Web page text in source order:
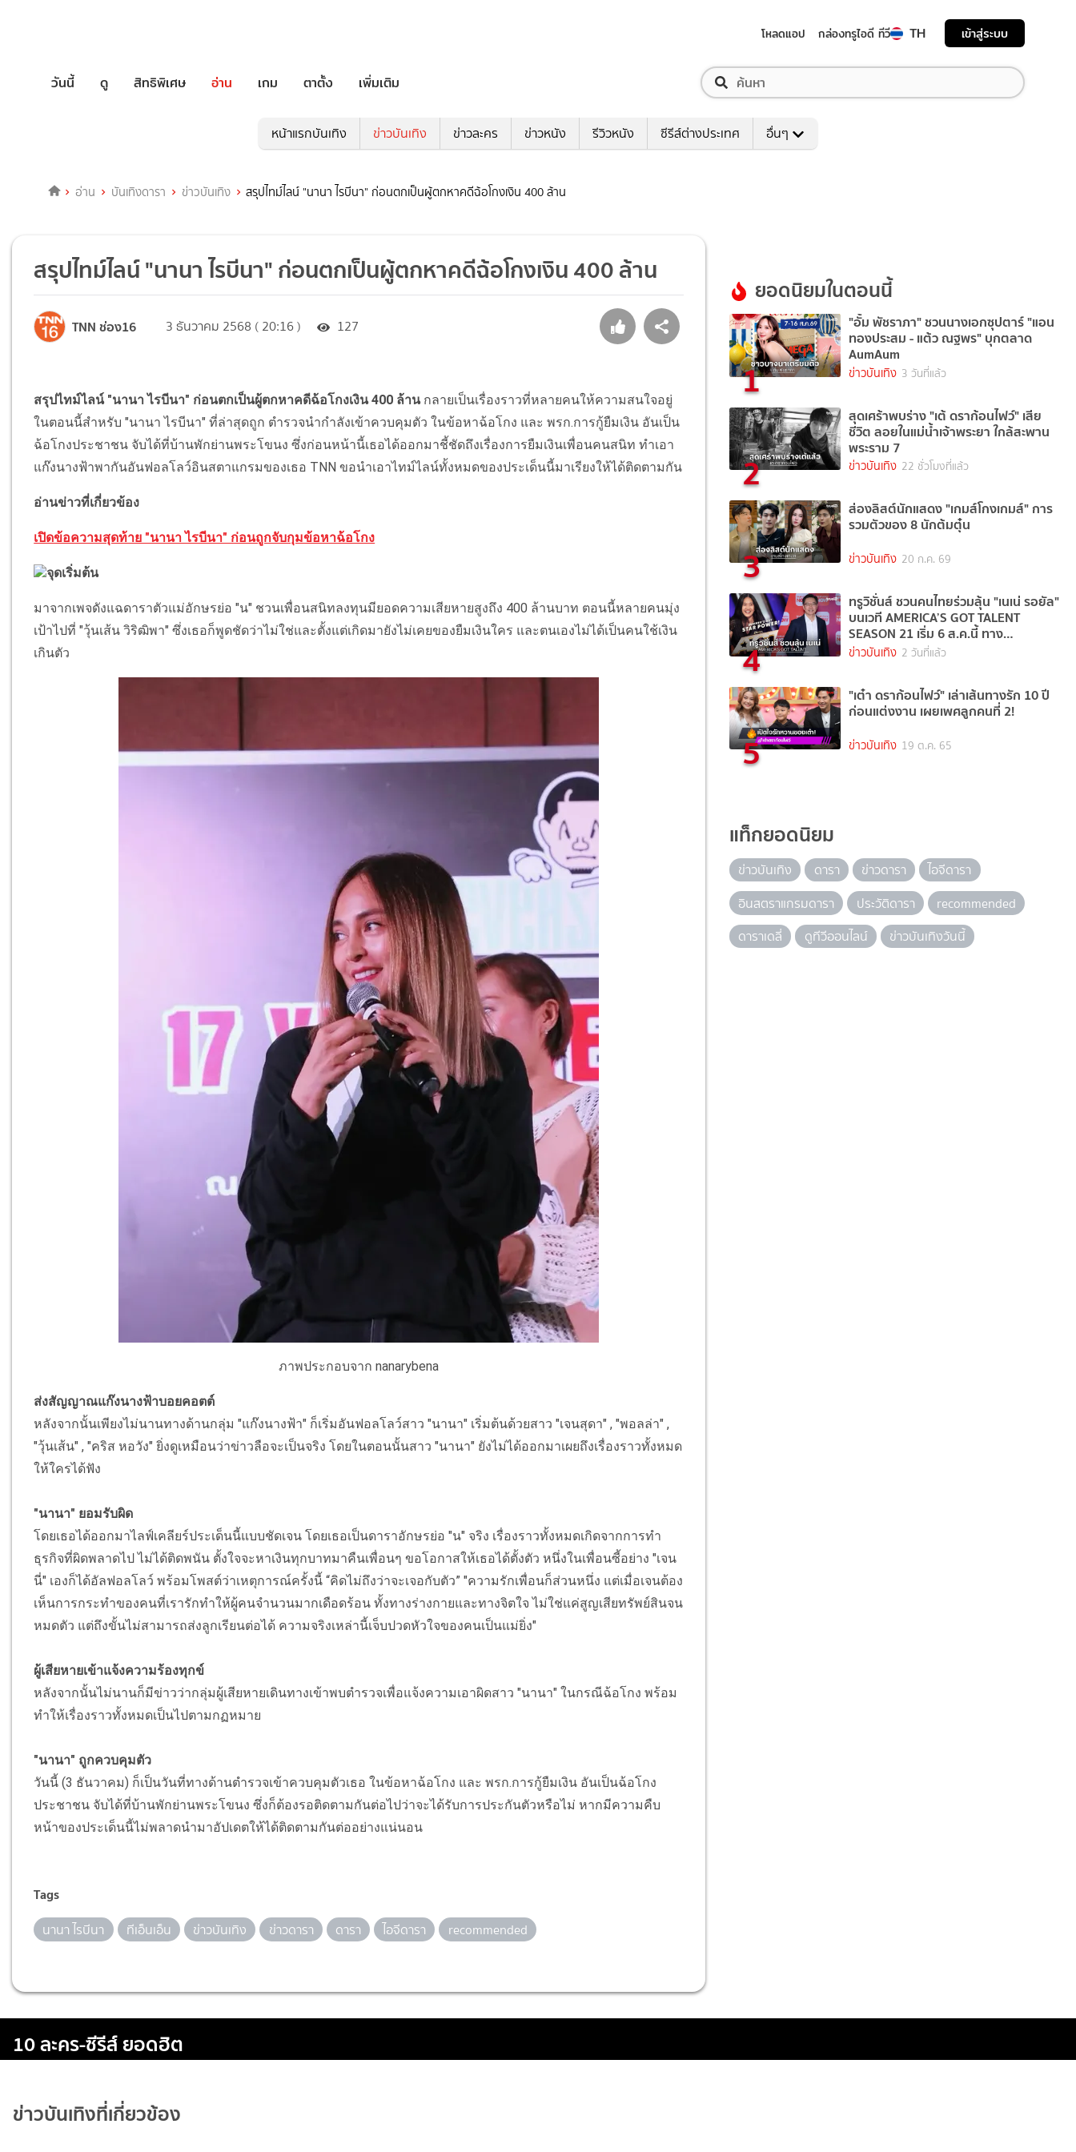
โหลดแอป กล่องทรูไอดี ทีวี TH เข้าสู่ระบบ
วันนี้ ดู สิทธิพิเศษ อ่าน เกม ตาตั้ง เพิ่มเติม
หน้าแรกบันเทิง ข่าวบันเทิง ข่าวละคร ข่าวหนัง รีวิวหนัง ซีรีส์ต่างประเทศ อื่นๆ
อ่าน บันเทิงดารา ข่าวบันเทิง สรุปไทม์ไลน์ "นานา ไรบีนา" ก่อนตกเป็นผู้ตกหาคดีฉ้อโกงเงิน 400 ล้าน
สรุปไทม์ไลน์ "นานา ไรบีนา" ก่อนตกเป็นผู้ตกหาคดีฉ้อโกงเงิน 400 ล้าน
TNN ช่อง16 3 ธันวาคม 2568 ( 20:16 ) 127
สรุปไทม์ไลน์ "นานา ไรบีนา" ก่อนตกเป็นผู้ตกหาคดีฉ้อโกงเงิน 400 ล้าน กลายเป็นเรื่องราวที่หลายคนให้ความสนใจอยู่
ในตอนนี้สำหรับ "นานา ไรบีนา" ที่ล่าสุดถูก ตำรวจนำกำลังเข้าควบคุมตัว ในข้อหาฉ้อโกง และ พรก.การกู้ยืมเงิน อันเป็น
ฉ้อโกงประชาชน จับได้ที่บ้านพักย่านพระโขนง ซึ่งก่อนหน้านี้เธอได้ออกมาชี้ชัดถึงเรื่องการยืมเงินเพื่อนคนสนิท ทำเอา
แก๊งนางฟ้าพากันอันฟอลโลว์อินสตาแกรมของเธอ TNN ขอนำเอาไทม์ไลน์ทั้งหมดของประเด็นนี้มาเรียงให้ได้ติดตามกัน
อ่านข่าวที่เกี่ยวข้อง
เปิดข้อความสุดท้าย "นานา ไรบีนา" ก่อนถูกจับกุมข้อหาฉ้อโกง
จุดเริ่มต้น
มาจากเพจดังแฉดาราตัวแม่อักษรย่อ "น" ชวนเพื่อนสนิทลงทุนมียอดความเสียหายสูงถึง 400 ล้านบาท ตอนนี้หลายคนมุ่ง
เป้าไปที่ "วุ้นเส้น วิริฒิพา" ซึ่งเธอก็พูดชัดว่าไม่ใช่และตั้งแต่เกิดมายังไม่เคยของยืมเงินใคร และตนเองไม่ได้เป็นคนใช้เงิน
เกินตัว
ภาพประกอบจาก nanarybena
ส่งสัญญาณแก๊งนางฟ้าบอยคอตต์
หลังจากนั้นเพียงไม่นานทางด้านกลุ่ม "แก๊งนางฟ้า" ก็เริ่มอันฟอลโลว์สาว "นานา" เริ่มต้นด้วยสาว "เจนสุดา" , "พอลล่า" ,
"วุ้นเส้น" , "คริส หอวัง" ยิ่งดูเหมือนว่าข่าวลือจะเป็นจริง โดยในตอนนั้นสาว "นานา" ยังไม่ได้ออกมาเผยถึงเรื่องราวทั้งหมด
ให้ใครได้ฟัง
"นานา" ยอมรับผิด
โดยเธอได้ออกมาไลฟ์เคลียร์ประเด็นนี้แบบชัดเจน โดยเธอเป็นดาราอักษรย่อ "น" จริง เรื่องราวทั้งหมดเกิดจากการทำ
ธุรกิจที่ผิดพลาดไป ไม่ได้ติดพนัน ตั้งใจจะหาเงินทุกบาทมาคืนเพื่อนๆ ขอโอกาสให้เธอได้ตั้งตัว หนึ่งในเพื่อนซี้อย่าง "เจน
นี่" เองก็ได้อัลฟอลโลว์ พร้อมโพสต์ว่าเหตุการณ์ครั้งนี้ “คิดไม่ถึงว่าจะเจอกับตัว” "ความรักเพื่อนก็ส่วนหนึ่ง แต่เมื่อเจนต้อง
เห็นการกระทำของคนที่เรารักทำให้ผู้คนจำนวนมากเดือดร้อน ทั้งทางร่างกายและทางจิตใจ ไม่ใช่แค่สูญเสียทรัพย์สินจน
หมดตัว แต่ถึงขั้นไม่สามารถส่งลูกเรียนต่อได้ ความจริงเหล่านี้เจ็บปวดหัวใจของคนเป็นแม่ยิ่ง"
ผู้เสียหายเข้าแจ้งความร้องทุกข์
หลังจากนั้นไม่นานก็มีข่าวว่ากลุ่มผู้เสียหายเดินทางเข้าพบตำรวจเพื่อแจ้งความเอาผิดสาว "นานา" ในกรณีฉ้อโกง พร้อม
ทำให้เรื่องราวทั้งหมดเป็นไปตามกฏหมาย
"นานา" ถูกควบคุมตัว
วันนี้ (3 ธันวาคม) ก็เป็นวันที่ทางด้านตำรวจเข้าควบคุมตัวเธอ ในข้อหาฉ้อโกง และ พรก.การกู้ยืมเงิน อันเป็นฉ้อโกง
ประชาชน จับได้ที่บ้านพักย่านพระโขนง ซึ่งก็ต้องรอติดตามกันต่อไปว่าจะได้รับการประกันตัวหรือไม่ หากมีความคืบ
หน้าของประเด็นนี้ไม่พลาดนำมาอัปเดตให้ได้ติดตามกันต่ออย่างแน่นอน
Tags
นานา ไรบีนา ทีเอ็นเอ็น ข่าวบันเทิง ข่าวดารา ดารา ไอจีดารา recommended
ยอดนิยมในตอนนี้
1
"อั้ม พัชราภา" ชวนนางเอกซุปตาร์ "แอน
ทองประสม - แต้ว ณฐพร" บุกตลาด
AumAum
ข่าวบันเทิง 3 วันที่แล้ว
2
สุดเศร้าพบร่าง "เต้ ดราก้อนไฟว์" เสีย
ชีวิต ลอยในแม่น้ำเจ้าพระยา ใกล้สะพาน
พระราม 7
ข่าวบันเทิง 22 ชั่วโมงที่แล้ว
3
ส่องลิสต์นักแสดง "เกมส์โกงเกมส์" การ
รวมตัวของ 8 นักต้มตุ๋น
ข่าวบันเทิง 20 ก.ค. 69
4
ทรูวิชั่นส์ ชวนคนไทยร่วมลุ้น "เนเน่ รอยัล"
บนเวที AMERICA’S GOT TALENT
SEASON 21 เริ่ม 6 ส.ค.นี้ ทาง
TrueVisions NOW
ข่าวบันเทิง 2 วันที่แล้ว
5
"เต๋า ดราก้อนไฟว์" เล่าเส้นทางรัก 10 ปี
ก่อนแต่งงาน เผยเพศลูกคนที่ 2!
ข่าวบันเทิง 19 ต.ค. 65
แท็กยอดนิยม
ข่าวบันเทิง ดารา ข่าวดารา
ไอจีดารา
อินสตราแกรมดารา
ประวัติดารา
recommended
ดาราเดลี่
ดูทีวีออนไลน์ ข่าวบันเทิงวันนี้
10 ละคร-ซีรีส์ ยอดฮิต
ข่าวบันเทิงที่เกี่ยวข้อง